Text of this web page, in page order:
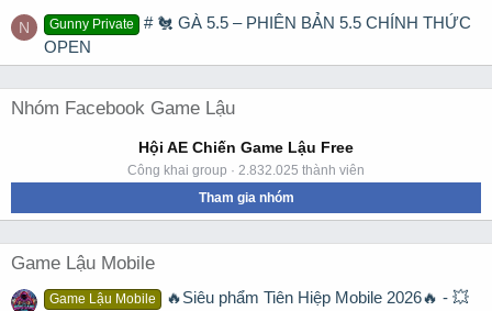
N Gunny Private
# 🐔 GÀ 5.5 – PHIÊN BẢN 5.5 CHÍNH THỨC
OPEN
Nhóm Facebook Game Lậu
Hội AE Chiến Game Lậu Free
Công khai group · 2.832.025 thành viên
Tham gia nhóm
Game Lậu Mobile
Game Lậu Mobile
🔥Siêu phẩm Tiên Hiệp Mobile 2026🔥 - 💥